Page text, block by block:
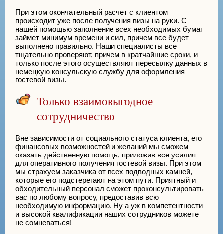
При этом окончательный расчет с клиентом
происходит уже после получения визы на руки. С
нашей помощью заполнение всех необходимых бумаг
займет минимум времени и сил, причем все будет
выполнено правильно. Наши специалисты все
тщательно проверяют, причем в кратчайшие сроки, и
только после этого осуществляют пересылку данных в
немецкую консульскую службу для оформления
гостевой визы.
Только взаимовыгодное
сотрудничество
Вне зависимости от социального статуса клиента, его
финансовых возможностей и желаний мы сможем
оказать действенную помощь, приложив все усилия
для оперативного получения гостевой визы. При этом
мы страхуем заказчика от всех подводных камней,
которые его подстерегают на этом пути. Приятный и
обходительный персонал сможет проконсультировать
вас по любому вопросу, предоставив всю
необходимую информацию. Ну а уж в компетентности
и высокой квалификации наших сотрудников можете
не сомневаться!